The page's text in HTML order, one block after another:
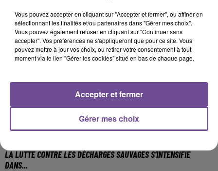
LA LUTTE CONTRE LES DÉCHARGES SAUVAGES S’INTENSIFIE
DANS...
Vous pouvez accepter en cliquant sur "Accepter et fermer", ou affiner en
sélectionnant les finalités et/ou partenaires dans "Gérer mes choix".
Vous pouvez également refuser en cliquant sur "Continuer sans
accepter". Vos préférences ne s'appliqueront que pour ce site. Vous
pouvez mettre à jour vos choix, ou retirer votre consentement à tout
moment via le lien "Gérer les cookies" situé en bas de chaque page.
Gérer mes choix
Accepter et fermer